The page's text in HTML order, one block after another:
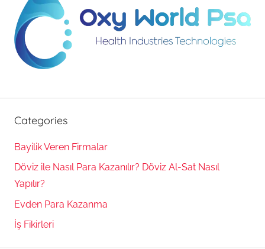
Categories
Bayilik Veren Firmalar
Döviz ile Nasıl Para Kazanılır? Döviz Al-Sat Nasıl
Yapılır?
Evden Para Kazanma
İş Fikirleri